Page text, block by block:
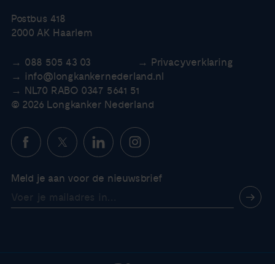
Postbus 418
2000 AK Haarlem
088 505 43 03
Privacyverklaring
info@longkankernederland.nl
NL70 RABO 0347 5641 51
© 2026 Longkanker Nederland
Meld je aan voor de nieuwsbrief